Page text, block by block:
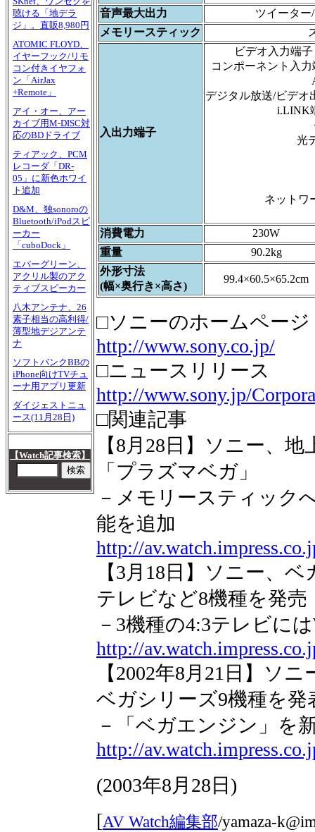
聴ける「地デラ
ジ」。直販8,980円
ATOMIC FLOYD、
イヤーフック/リモ
コン付きイヤフォ
ン「AirJax
+Remote」
アイ・オー、アー
カイブ用M-DISC対
応のBDドライブ
ティアック、PCM
レコーダ「DR-
05」に新色ホワイ
ト追加
D&M、独sonoroの
Bluetooth/iPodスピ
ーカー
「cuboDock」
エバーグリーン、
アクリル製のアク
ティブスピーカー
八木アンテナ、26
素子相当の高利得/
薄型地デジアンテ
ナ
ソフトバンクBBの
iPhone向けTVチュ
ーナ用アプリ更新
ダイジェストニュ
ース(11月28日)
【Watch記事検索】
音声最大出力
ツイーター
メモリースティック
入出力端子
ビデオ入力端
コンポーネント入
デジタル放送/ビデオ
i.LINK
光
ネットワ
消費電力
230W
重量
90.2kg
外形寸法
(幅×奥行き×高さ)
99.4×60.5×65.2cm
□ソニーのホームページ
http://www.sony.co.jp/
□ニュースリリース
http://www.sony.jp/
□関連記事
【8月28日】ソニー、
「プラズマベガ」
－メモリースティック
能を追加
http://
【3月18日】ソニー、
テレビなど8機種を発売
－3機種の4:3テレビに
http://
【2002年8月21日】ソ
ベガシリーズ9機種を発
－「ベガエンジン」を
http://
(2003年8月28日 )
[AV Watch編集部/yamaza-